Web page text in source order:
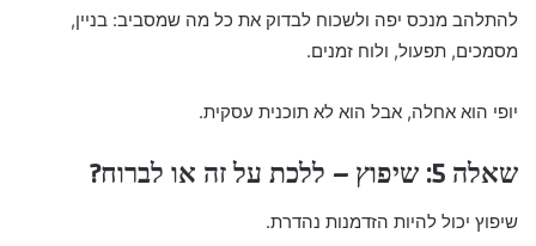
להתלהב מנכס יפה ולשכוח לבדוק את כל מה שמסביב: בניין,
מסמכים, תפעול, ולוח זמנים.
יופי הוא אחלה, אבל הוא לא תוכנית עסקית.
שאלה 5: שיפוץ – ללכת על זה או לברוח?
שיפוץ יכול להיות הזדמנות נהדרת.